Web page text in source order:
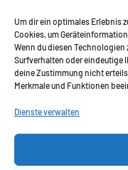
Um dir ein optimales Erlebnis
Cookies, um
Wenn du diesen
Surfverhalten oder eindeutige
deine Zustimmung nicht
Merkmale und Funktionen
Dienste verwalten